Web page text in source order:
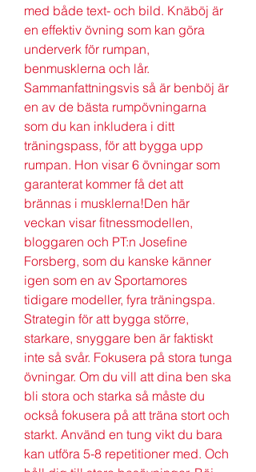
med både text- och bild. Knäböj är
en effektiv övning som kan göra
underverk för rumpan,
benmusklerna och lår.
Sammanfattningsvis så är benböj är
en av de bästa rumpövningarna
som du kan inkludera i ditt
träningspass, för att bygga upp
rumpan. Hon visar 6 övningar som
garanterat kommer få det att
brännas i musklerna!Den här
veckan visar fitnessmodellen,
bloggaren och PT:n Josefine
Forsberg, som du kanske känner
igen som en av Sportamores
tidigare modeller, fyra träningspa.
Strategin för att bygga större,
starkare, snyggare ben är faktiskt
inte så svår. Fokusera på stora tunga
övningar. Om du vill att dina ben ska
bli stora och starka så måste du
också fokusera på att träna stort och
starkt. Använd en tung vikt du bara
kan utföra 5-8 repetitioner med. Och